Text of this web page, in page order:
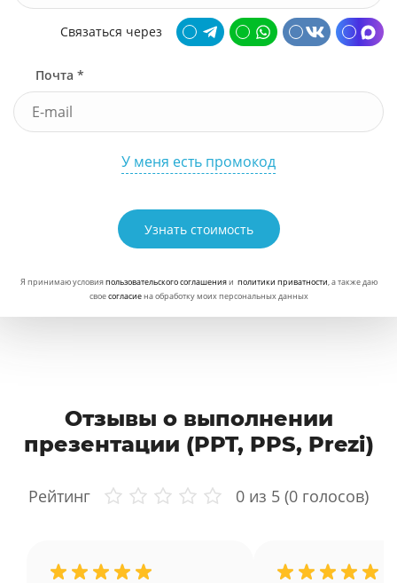
Связаться через
Почта *
У меня есть промокод
Узнать стоимость
Я принимаю условияпользовательского соглашенияи политики приватности, а также даю
своесогласиена обработку моих персональных данных
Отзывы о выполнении
презентации (PPT, PPS, Prezi)
Рейтинг 0 из 5 (0 голосов)